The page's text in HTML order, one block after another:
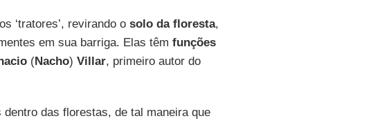
‘tratores’, revirando o solo da floresta,
em sua barriga. Elas têm funções
(Nacho) Villar, primeiro autor do
das florestas, de tal maneira que